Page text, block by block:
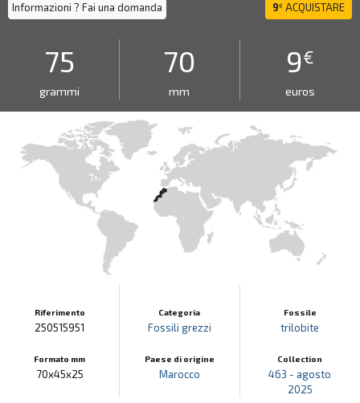
Informazioni ? Fai una domanda 9€ ACQUISTARE
75
grammi
70
mm
9€
euros
Riferimento
250515951
Formato mm
70x45x25
Categoria
Fossili grezzi
Paese di origine
Marocco
Fossile
trilobite
Collection
463 - agosto
2025